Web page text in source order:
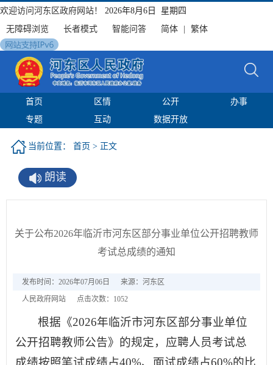
欢迎访问河东区政府网站！
2026年8月6日 星期四
无障碍浏览
长者模式 智能问答 简体 繁体
首页 区情 公开
办事
专题
互动 数据开放
当前位置： 首页 > 正文
朗读
关于公布2026年临沂市河东区部分事业单位公开招聘教师
考试总成绩的通知
发布时间：2026年07月06日
来源：河东区
人民政府网站
点击次数： 1052
根据《2026年临沂市河东区部分事业单位
公开招聘教师公告》的规定，应聘人员考试总
成绩按照笔试成绩占40%、面试成绩占60%的比